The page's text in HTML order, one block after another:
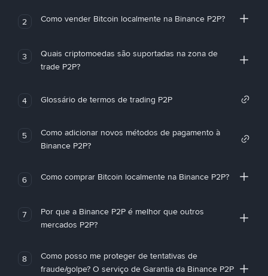
2 Como vender Bitcoin localmente na Binance P2P?
3
Quais criptomoedas são suportadas na zona de
trade P2P?
4 Glossário de termos de trading P2P
5
Como adicionar novos métodos de pagamento à
Binance P2P?
6 Como comprar Bitcoin localmente na Binance P2P?
7
Por que a Binance P2P é melhor que outros
mercados P2P?
8
Como posso me proteger de tentativas de
fraude/golpe? O serviço de Garantia da Binance P2P